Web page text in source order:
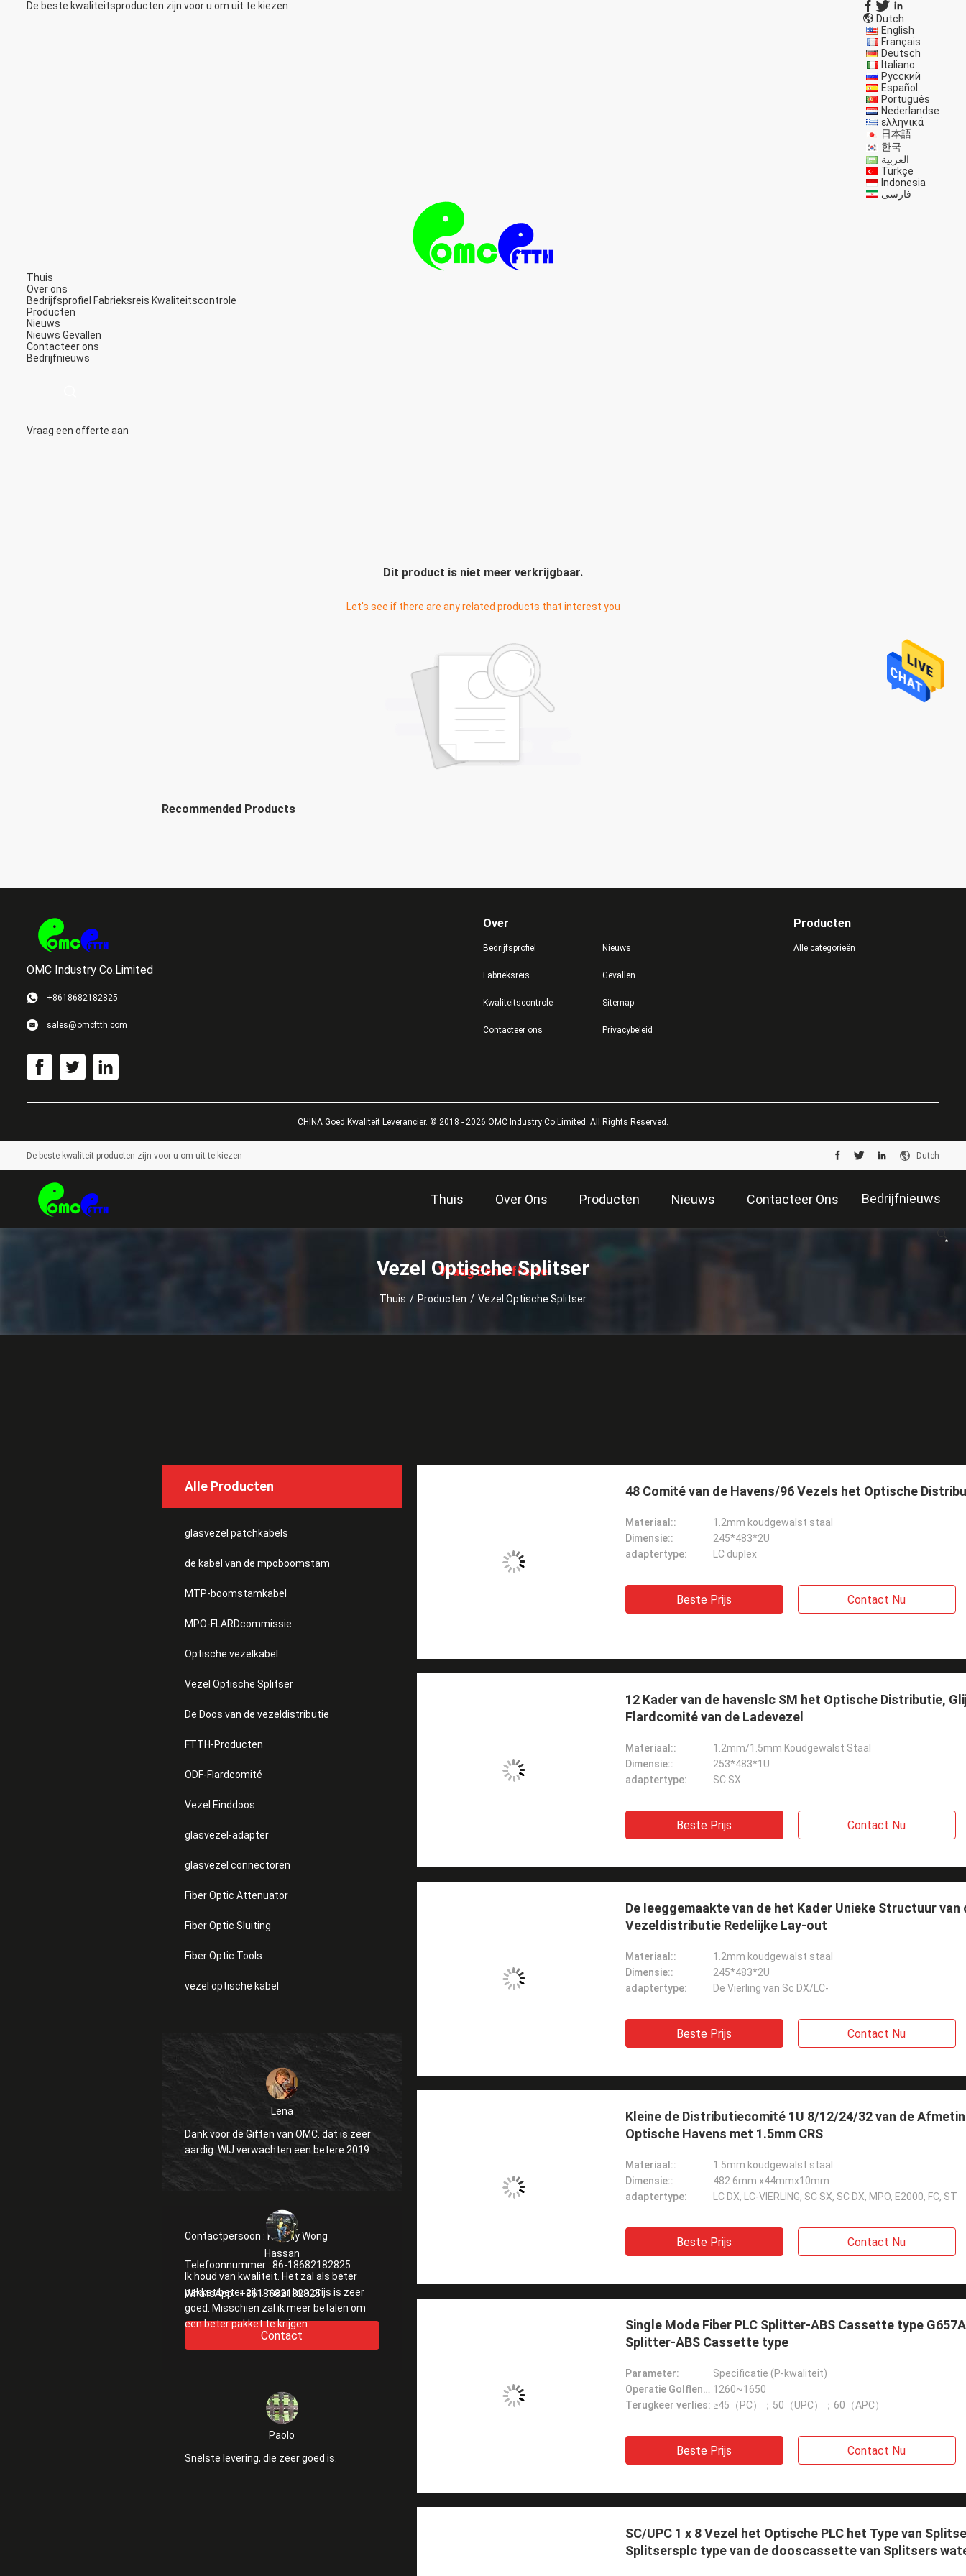
De beste kwaliteitsproducten zijn voor u om uit te kiezen
Dutch
English
Français
Deutsch
Italiano
Русский
Español
Português
Nederlandse
ελληνικά
日本語
한국
العربية
Türkçe
Indonesia
فارسی
Thuis
Over ons
Bedrijfsprofiel Fabrieksreis Kwaliteitscontrole
Producten
Nieuws
Nieuws Gevallen
Contacteer ons
Bedrijfnieuws
Vraag een offerte aan
Dit product is niet meer verkrijgbaar.
Let's see if there are any related products that interest you
Recommended Products
OMC Industry Co.Limited
+8618682182825
sales@omcftth.com
Over
Bedrijfsprofiel
Fabrieksreis
Kwaliteitscontrole
Contacteer ons
Nieuws
Gevallen
Sitemap
Privacybeleid
Producten
Alle categorieën
CHINA Goed Kwaliteit Leverancier. © 2018 - 2026 OMC Industry Co.Limited. All Rights Reserved.
De beste kwaliteit producten zijn voor u om uit te kiezen Dutch
Thuis Over Ons Producten Nieuws Contacteer Ons Bedrijfnieuws
述
Vraag Een Offerte
Vezel Optische Splitser
Thuis / Producten / Vezel Optische Splitser
Alle Producten
glasvezel patchkabels
de kabel van de mpoboomstam
MTP-boomstamkabel
MPO-FLARDcommissie
Optische vezelkabel
Vezel Optische Splitser
De Doos van de vezeldistributie
FTTH-Producten
ODF-Flardcomité
Vezel Einddoos
glasvezel-adapter
glasvezel connectoren
Fiber Optic Attenuator
Fiber Optic Sluiting
Fiber Optic Tools
vezel optische kabel
Lena
Dank voor de Giften van OMC. dat is zeer
aardig. WIJ verwachten een betere 2019
Hassan
Ik houd van kwaliteit. Het zal als beter
pakket beter zijn. maar hun prijs is zeer
goed. Misschien zal ik meer betalen om
een beter pakket te krijgen
Paolo
Snelste levering, die zeer goed is.
Contactpersoon : Kanglly Wong
Telefoonnummer : 86-18682182825
WhatsApp :+8618682182825
Contact
48 Comité van de Havens/96 Vezels het Optische
Materiaal::
1.2mm koudgewalst staal
Dimensie::
245*483*2U
adaptertype:
LC duplex
Beste Prijs Contact Nu
12 Kader van de havenslc SM het Optische Distributie,
Flardcomité van de Ladevezel
Materiaal::
1.2mm/1.5mm Koudgewalst Staal
Dimensie::
253*483*1U
adaptertype:
SC SX
Beste Prijs Contact Nu
De leeggemaakte van de het Kader Unieke Structuur van
Vezeldistributie Redelijke Lay-out
Materiaal::
1.2mm koudgewalst staal
Dimensie::
245*483*2U
adaptertype:
De Vierling van Sc DX/LC-
Beste Prijs Contact Nu
Kleine de Distributiecomité 1U 8/12/24/32 van de
Optische Havens met 1.5mm CRS
Materiaal::
1.5mm koudgewalst staal
Dimensie::
482.6mm x44mmx10mm
adaptertype:
LC DX, LC-VIERLING, SC SX, SC DX, MPO, E2000, FC, ST
Beste Prijs Contact Nu
Single Mode Fiber PLC Splitter-ABS Cassette type
Splitter-ABS Cassette type
Parameter:
Specificatie (P-kwaliteit)
Operatie Golflengte: 1260~1650
Terugkeer verlies: ≥45（PC）；50（UPC）；60（APC）
Beste Prijs Contact Nu
SC/UPC 1 x 8 Vezel het Optische PLC het Type van
Splitsersplc type van de dooscassette van Splitsers